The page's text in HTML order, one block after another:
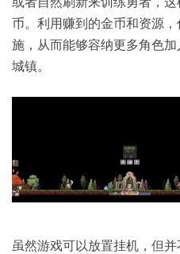
币。利用赚到的金币和资源
施，从而能够容纳更多角色
城镇。
虽然游戏可以放置挂机，但